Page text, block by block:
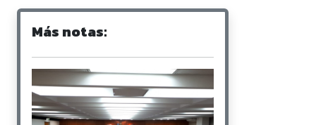
Más notas: